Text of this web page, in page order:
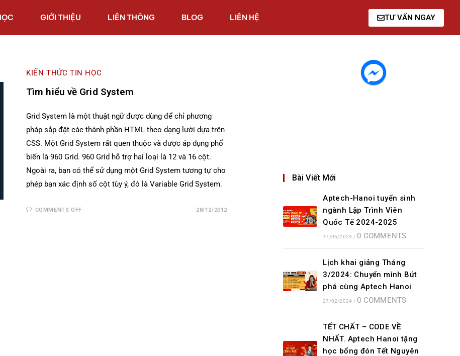
GIỚI THIỆU LIÊN THÔNG BLOG LIÊN HỆ TƯ VẤN NGAY
KIẾN THỨC TIN HỌC
Tìm hiểu về Grid System
Grid System là một thuật ngữ được dùng để chỉ phương
pháp sắp đặt các thành phần HTML theo dạng lưới dựa trên
CSS. Một Grid System rất quen thuộc và được áp dụng phổ
biến là 960 Grid. 960 Grid hỗ trợ hai loại là 12 và 16 cột.
Ngoài ra, bạn có thể sử dụng một Grid System tương tự cho
phép bạn xác định số cột tùy ý, đó là Variable Grid System.
COMMENTS OFF 28/12/2012
Bài Viết Mới
Aptech-Hanoi tuyển sinh
ngành Lập Trình Viên
Quốc Tế 2024-2025
17/06/2024 / 0 COMMENTS
Lịch khai giảng Tháng
3/2024: Chuyển mình Bứt
phá cùng Aptech Hanoi
27/02/2024 / 0 COMMENTS
TẾT CHẤT – CODE VỀ
NHẤT. Aptech Hanoi tặng
học bổng đón Tết Nguyên